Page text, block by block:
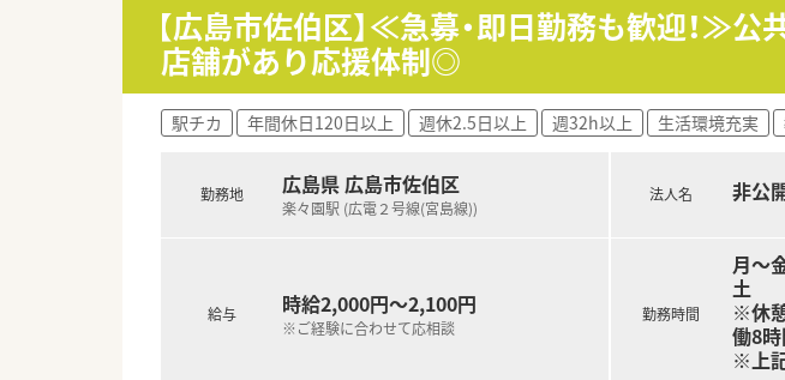
【法人特徴について】
■約50社から成る大手グループの中核を担う企業であり、多
■全国に470店舗以上の調剤薬局を展開しており、年間100
■過剰な設備投資を控えて利益を社員に還元する方針を掲げ
【広島市佐伯区】≪急募・即日勤務も歓迎！≫
店舗があり応援体制◎
駅チカ 年間休日120日以上 週休2.5日以上 週32h以上 生活環境充実
勤務地 広島県 広島市佐伯区
楽々園駅 (広電２号線(宮島線))
給与 時給2,000円～2,100円
※ご経験に合わせて応相談
法人名 非公
勤務時間
月～
土
※休
働8
※上